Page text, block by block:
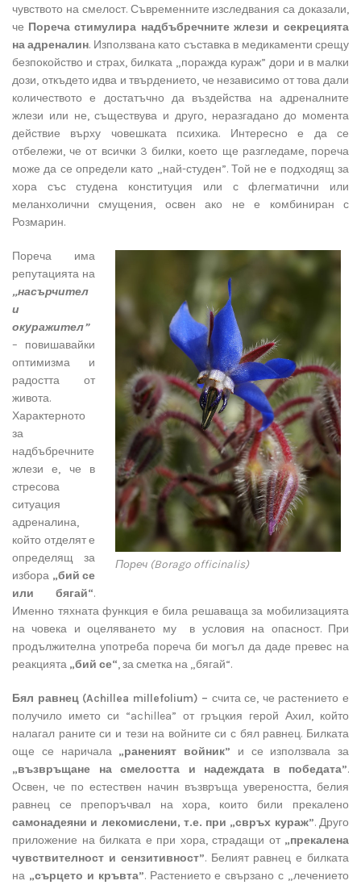
чувството на смелост. Съвременните изследвания са доказали,
че Пореча стимулира надбъбречните жлези и секрецията
на адреналин. Използвана като съставка в медикаменти срещу
безпокойство и страх, билката „поражда кураж” дори и в малки
дози, откъдето идва и твърдението, че независимо от това дали
количеството е достатъчно да въздейства на адреналните
жлези или не, съществува и друго, неразгадано до момента
действие върху човешката психика. Интересно е да се
отбележи, че от всички 3 билки, което ще разгледаме, пореча
може да се определи като „най-студен”. Той не е подходящ за
хора със студена конституция или с флегматични или
меланхолични смущения, освен ако не е комбиниран с
Розмарин.
Пореч (Borago officinalis)
Пореча има
репутацията на
„насърчител
и
окуражител”
– повишавайки
оптимизма и
радостта от
живота.
Характерното
за
надбъбречните
жлези е, че в
стресова
ситуация
адреналина,
който отделят е
определящ за
избора „бий се
или бягай“.
Именно тяхната функция е била решаваща за мобилизацията
на човека и оцеляването му в условия на опасност. При
продължителна употреба пореча би могъл да даде превес на
реакцията „бий се“, за сметка на „бягай“.
Бял равнец (Achillea millefolium) – счита се, че растението е
получило името си “achillea” от гръцкия герой Ахил, който
налагал раните си и тези на войните си с бял равнец. Билката
още се наричала „раненият войник” и се използвала за
„възвръщане на смелостта и надеждата в победата”.
Освен, че по естествен начин възвръща увереността, белия
равнец се препоръчвал на хора, които били прекалено
самонадеяни и лекомислени, т.е. при „свръх кураж”. Друго
приложение на билката е при хора, страдащи от „прекалена
чувствителност и сензитивност”. Белият равнец е билката
на „сърцето и кръвта”. Растението е свързано с „лечението